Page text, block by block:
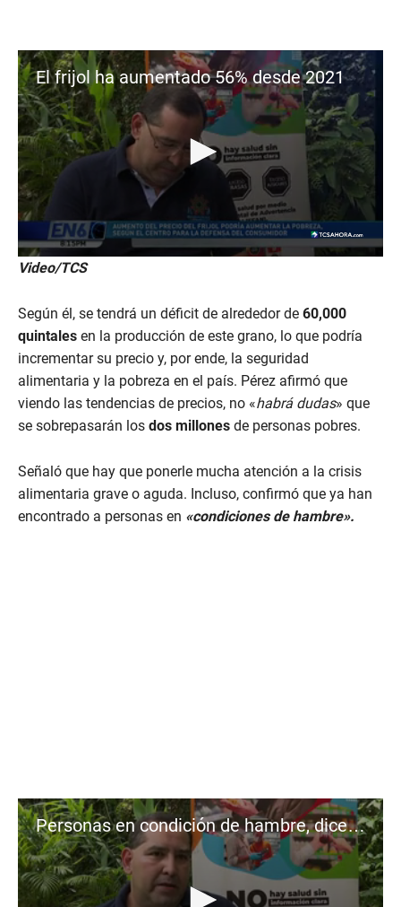
El frijol ha aumentado 56% desde 2021
0
s
c
o
n
d
s
o
f
2
7
s
c
o
n
s
Video/TCS
Según él, se tendrá un déficit de alrededor de 60,000
quintales en la producción de este grano, lo que podría
incrementar su precio y, por ende, la seguridad
alimentaria y la pobreza en el país. Pérez afirmó que
viendo las tendencias de precios, no «habrá dudas» que
se sobrepasarán los dos millones de personas pobres.
Señaló que hay que ponerle mucha atención a la crisis
alimentaria grave o aguda. Incluso, confirmó que ya han
encontrado a personas en «condiciones de hambre».
Personas en condición de hambre, dice CDC